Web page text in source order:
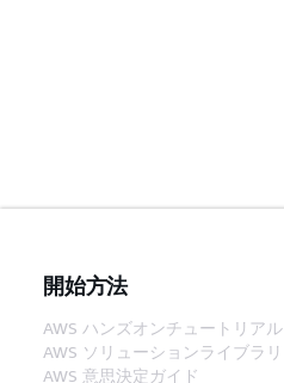
開始方法
AWS ハンズオンチュートリアル
AWS ソリューションライブラリ
AWS 意思決定ガイド